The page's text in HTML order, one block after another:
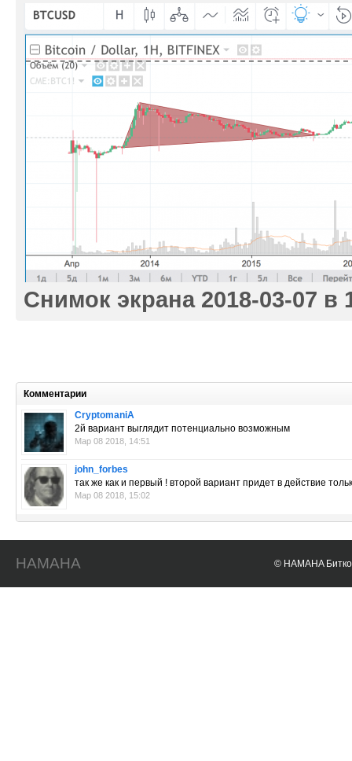
Снимок экрана 2018-03-07 в
Комментарии
CryptomaniA
2й вариант выглядит потенциально возможным
Мар 08 2018, 14:51
john_forbes
так же как и первый ! второй вариант придет в действие
Мар 08 2018, 15:02
HAMAHA © HAMAHA